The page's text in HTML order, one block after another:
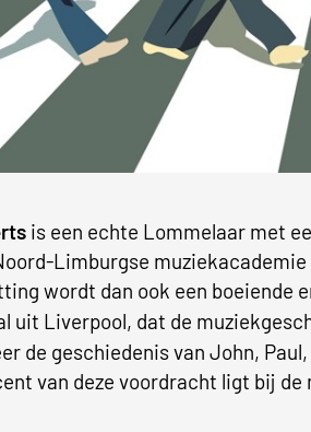
is een echte Lommelaar met
Limburgse
wordt dan ook een boeiende
uit Liverpool, dat de
de geschiedenis van John, Paul,
van deze voordracht ligt bij de